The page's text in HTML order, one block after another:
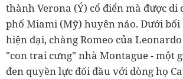
thành Verona (Ý) cổ điển mà được di
phố Miami (Mỹ) huyên náo. Dưới
hiện đại, chàng Romeo của
"con trai cưng" nhà Montague - một
đen quyền lực đối đầu với dòng họ